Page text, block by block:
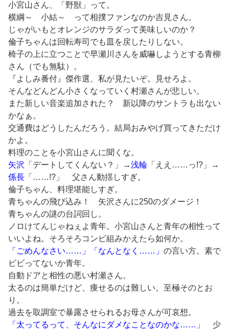
小宮山さん、「野獣」って。
横綱～ 小結～ って相撲ファンなのか吉見さん。
じゃがいもとオレンジのサラダって美味しいのか？
倫子ちゃんは回転寿司でも皿を戻したりしない。
椅子の上に立つことで早瀬川さんを威嚇しようとする青柳
さん（でも無駄）。
『よしみ番付』傑作選、私が見たいぞ。見せろよ。
そんなどんどん小さくなっていく村瀬さんが悲しい。
また新しい音楽追加された？ 新以降のサントラも出ない
かなぁ。
交通費はどうしたんだろう。結局おみやげ買ってきただけ
かよ。
料理のことを小宮山さんに聞くな。
矢沢
「デートしてくんない？」→浅輪 「ええ……っ!?」→
係長 「……!?」 父さん動揺しすぎ。
倫子ちゃん、料理堪能しすぎ。
青ちゃんの飛び込み！ 矢沢さんに250のダメージ！
青ちゃんの謎の台詞回し。
ノロけてんじゃねぇよ青年。小宮山さんと青年の相性って
いいよね。そろそろコンビ組みかえたら如何か。
「ごめんなさい……」「なんとなく……」 の言い方。素で
ビビってないか青年。
自動ドアと相性の悪い村瀬さん。
太るのは簡単だけど、痩せるのは難しい。至極そのとお
り。
過去を取調室で暴露させられるお母さんが可哀想。
「太ってるって、そんなにダメなことなのかな……」
少